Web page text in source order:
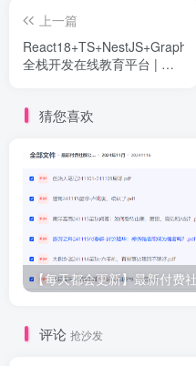
上一篇
React18+TS+NestJS+GraphQL
全栈开发在线教育平台 | 更
猜您喜欢
评论 抢沙发